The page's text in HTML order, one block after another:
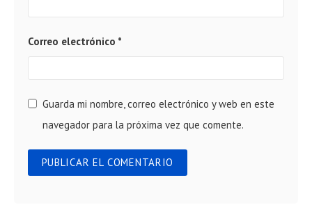
Correo electrónico *
Guarda mi nombre, correo electrónico y web en este
navegador para la próxima vez que comente.